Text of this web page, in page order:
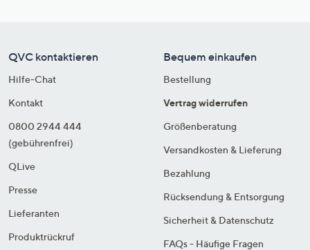
QVC kontaktieren
Hilfe-Chat
Kontakt
0800 2944 444
(gebührenfrei)
QLive
Presse
Lieferanten
Produktrückruf
Bequem einkaufen
Bestellung
Vertrag widerrufen
Größenberatung
Versandkosten & Lieferung
Bezahlung
Rücksendung & Entsorgung
Sicherheit & Datenschutz
FAQs - Häufige Fragen